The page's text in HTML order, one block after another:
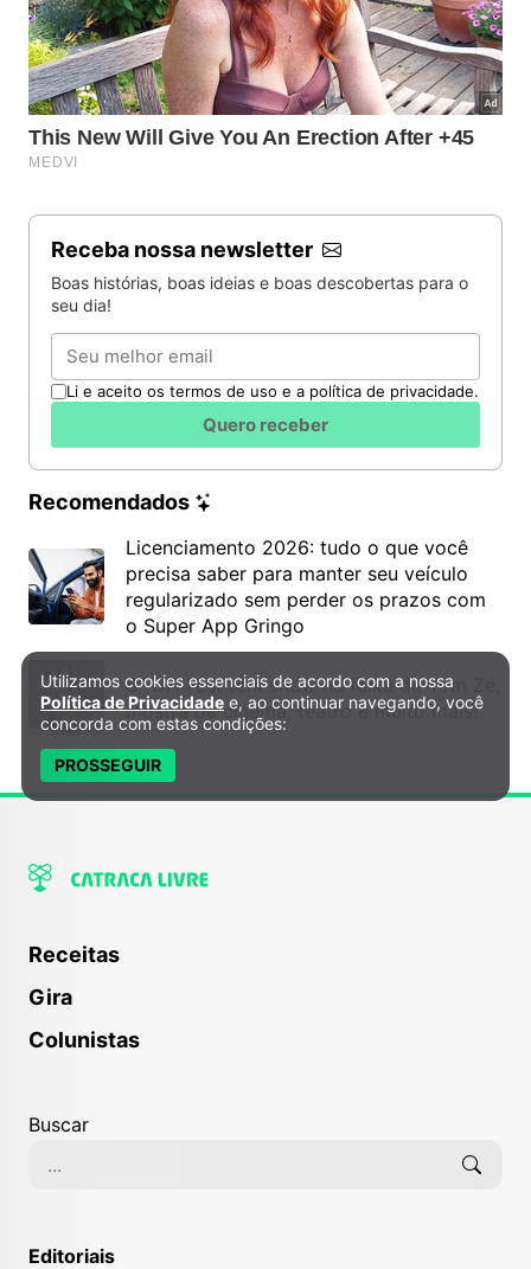
Receba nossa newsletter
Boas histórias, boas ideias e boas descobertas para o
seu dia!
Email
Li e aceito os termos de uso e a política de privacidade.
Quero receber
Recomendados
Licenciamento 2026: tudo o que você
precisa saber para manter seu veículo
regularizado sem perder os prazos com
o Super App Gringo
6º DH Fest tem show na faixa de Tom Zé,
mostra de cinema, teatro e muito mais!
Receitas
Gira
Colunistas
Buscar
Editoriais
Política de Privacidade e Cookies
Utilizamos cookies essenciais de acordo com a nossa
Política de Privacidade e, ao continuar navegando, você
concorda com estas condições:
PROSSEGUIR